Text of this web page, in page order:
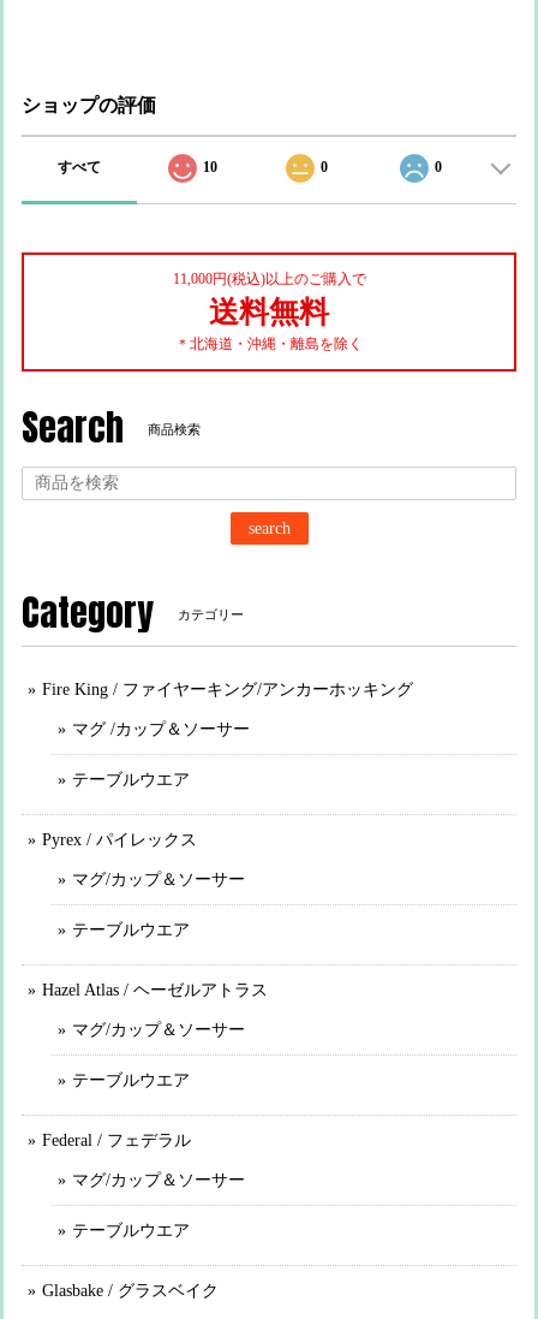
ショップの評価
すべて 10 0 0
11,000円(税込)以上のご購入で
送料無料
＊北海道・沖縄・離島を除く
Search 商品検索
search
Category カテゴリー
Fire King / ファイヤーキング/アンカーホッキング
マグ /カップ＆ソーサー
テーブルウエア
Pyrex / パイレックス
マグ/カップ＆ソーサー
テーブルウエア
Hazel Atlas / ヘーゼルアトラス
マグ/カップ＆ソーサー
テーブルウエア
Federal / フェデラル
マグ/カップ＆ソーサー
テーブルウエア
Glasbake / グラスベイク